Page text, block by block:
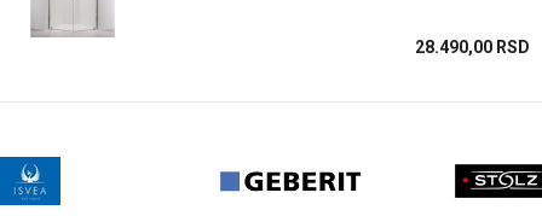
28.490,00 RSD